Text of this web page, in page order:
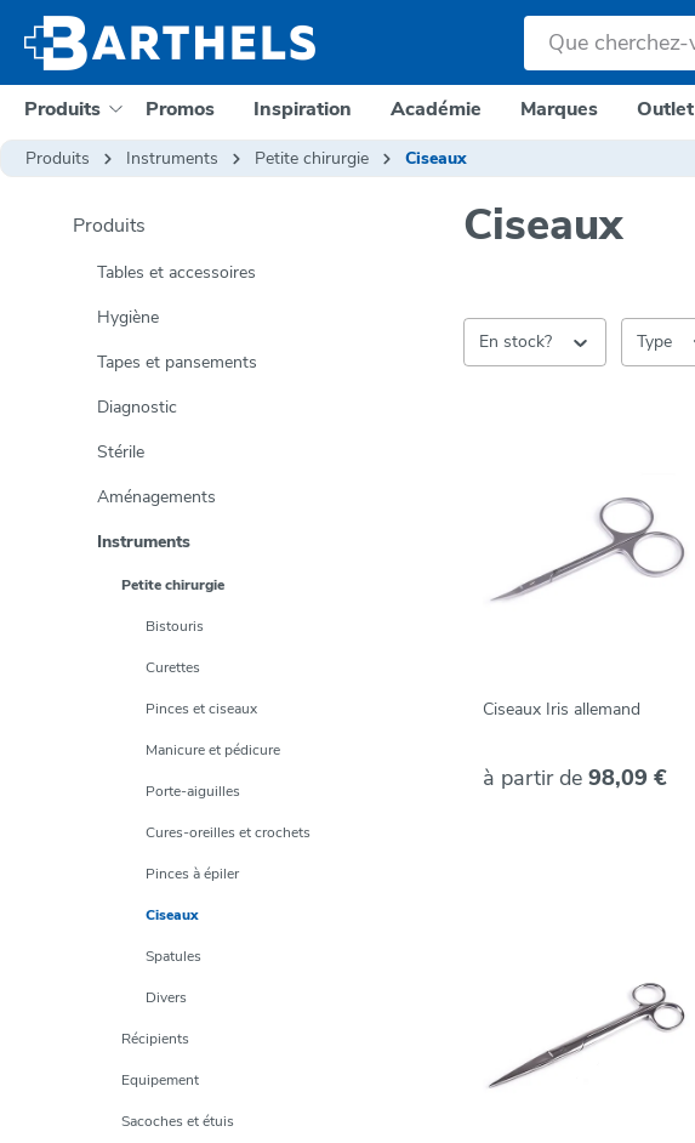
recherche Passer à la navigation principale
Produits Promos Inspiration Académie Marques Outlet
Produits
Instruments Petite chirurgie Ciseaux
Produits
Tables et accessoires
Hygiène
Tapes et pansements
Diagnostic
Stérile
Aménagements
Instruments
Petite chirurgie
Bistouris
Curettes
Pinces et ciseaux
Manicure et pédicure
Porte-aiguilles
Cures-oreilles et crochets
Pinces à épiler
Ciseaux
Spatules
Divers
Récipients
Equipement
Sacoches et étuis
Ciseaux
En stock? Type
Ciseaux Iris allemand
à partir de 98,09 €